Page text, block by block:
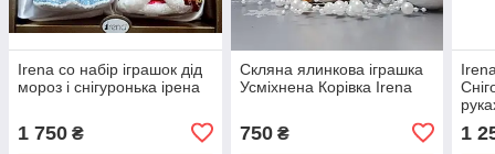
Irena co набір іграшок дід
мороз і снігуронька ірена
1 750 ₴
Скляна ялинкова іграшка
Усміхнена Корівка Irena
750₴ 1